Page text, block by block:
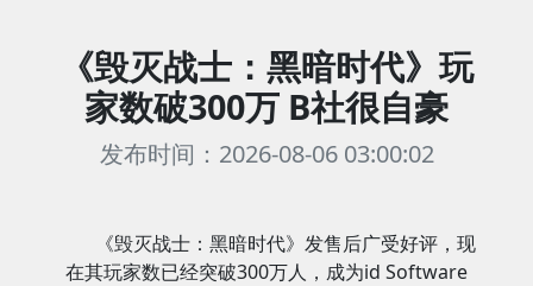
《毁灭战士：黑暗时代》玩
家数破300万 B社很自豪
发布时间：2026-08-06 03:00:02
《毁灭战士：黑暗时代》发售后广受好评，现
在其玩家数已经突破300万人，成为id Software